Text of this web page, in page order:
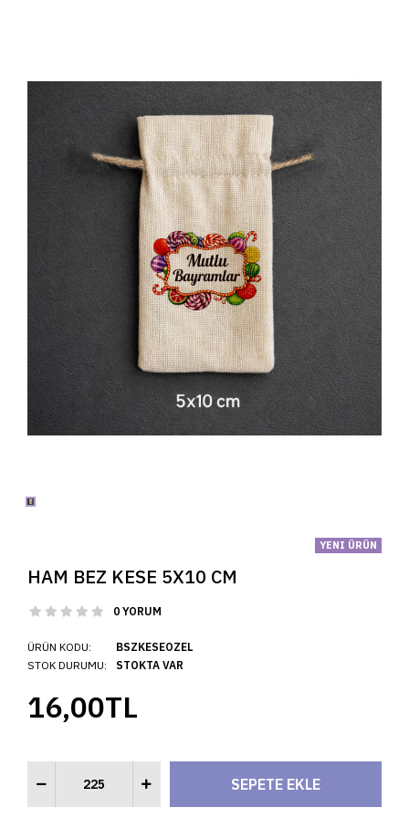
YENI ÜRÜN
HAM BEZ KESE 5X10 CM
0 YORUM
ÜRÜN KODU:
STOK DURUMU:
BSZKESEOZEL
STOKTA VAR
16,00TL